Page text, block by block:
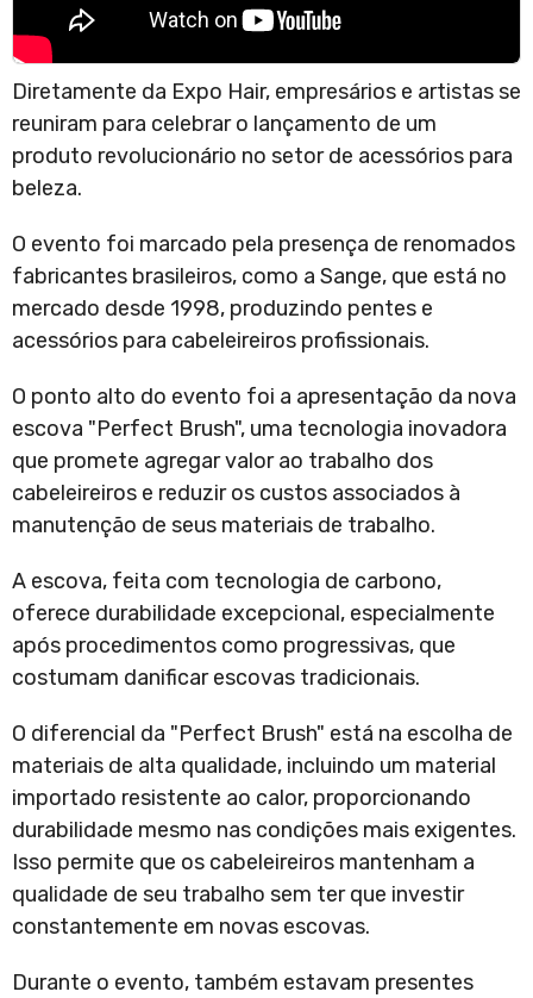
Diretamente da Expo Hair, empresários e artistas se
reuniram para celebrar o lançamento de um
produto revolucionário no setor de acessórios para
beleza.
O evento foi marcado pela presença de renomados
fabricantes brasileiros, como a Sange, que está no
mercado desde 1998, produzindo pentes e
acessórios para cabeleireiros profissionais.
O ponto alto do evento foi a apresentação da nova
escova "Perfect Brush", uma tecnologia inovadora
que promete agregar valor ao trabalho dos
cabeleireiros e reduzir os custos associados à
manutenção de seus materiais de trabalho.
A escova, feita com tecnologia de carbono,
oferece durabilidade excepcional, especialmente
após procedimentos como progressivas, que
costumam danificar escovas tradicionais.
O diferencial da "Perfect Brush" está na escolha de
materiais de alta qualidade, incluindo um material
importado resistente ao calor, proporcionando
durabilidade mesmo nas condições mais exigentes.
Isso permite que os cabeleireiros mantenham a
qualidade de seu trabalho sem ter que investir
constantemente em novas escovas.
Durante o evento, também estavam presentes